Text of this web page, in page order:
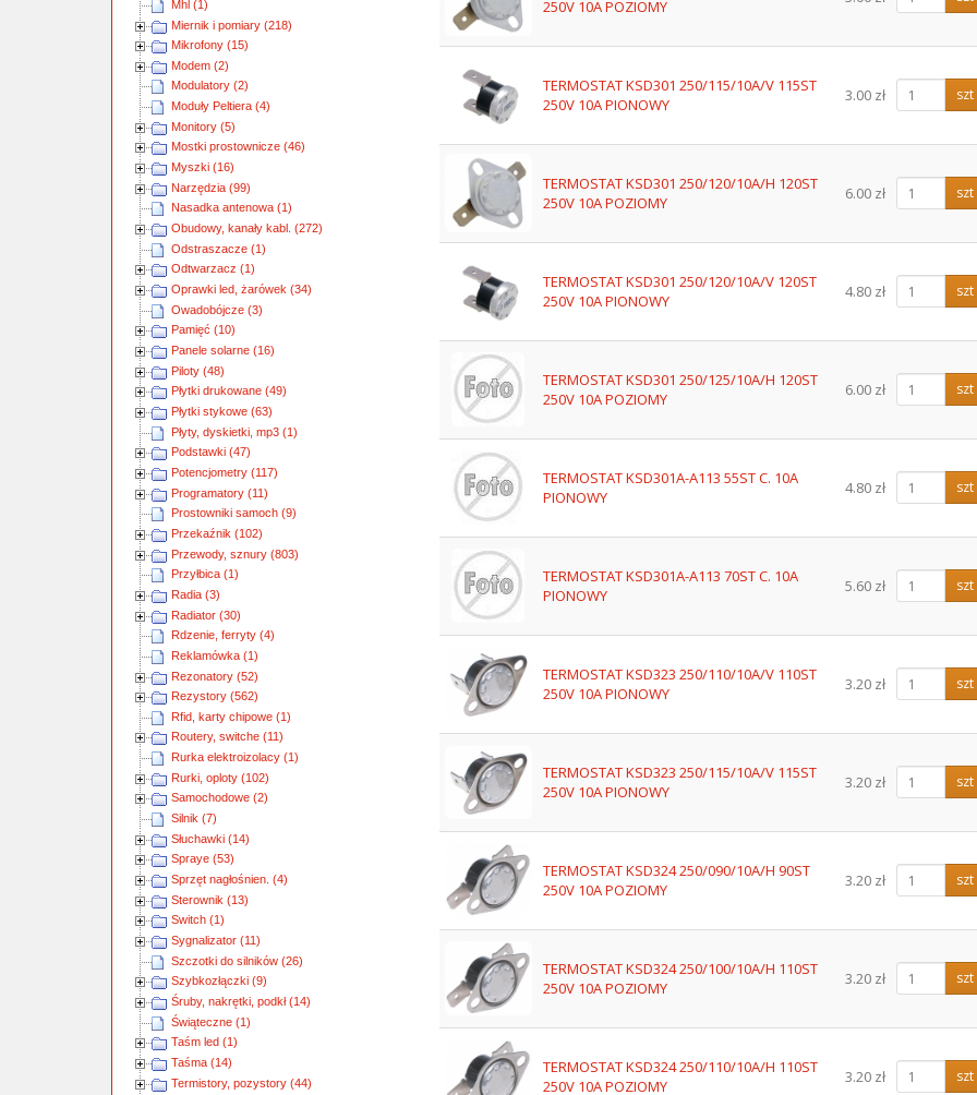
Mhl (1)
Miernik i pomiary (218)
Mikrofony (15)
Modem (2)
Modulatory (2)
Moduły Peltiera (4)
Monitory (5)
Mostki prostownicze (46)
Myszki (16)
Narzędzia (99)
Nasadka antenowa (1)
Obudowy, kanały kabl. (272)
Odstraszacze (1)
Odtwarzacz (1)
Oprawki led, żarówek (34)
Owadobójcze (3)
Pamięć (10)
Panele solarne (16)
Piloty (48)
Płytki drukowane (49)
Płytki stykowe (63)
Płyty, dyskietki, mp3 (1)
Podstawki (47)
Potencjometry (117)
Programatory (11)
Prostowniki samoch (9)
Przekaźnik (102)
Przewody, sznury (803)
Przyłbica (1)
Radia (3)
Radiator (30)
Rdzenie, ferryty (4)
Reklamówka (1)
Rezonatory (52)
Rezystory (562)
Rfid, karty chipowe (1)
Routery, switche (11)
Rurka elektroizolacy (1)
Rurki, oploty (102)
Samochodowe (2)
Silnik (7)
Słuchawki (14)
Spraye (53)
Sprzęt nagłośnien. (4)
Sterownik (13)
Switch (1)
Sygnalizator (11)
Szczotki do silników (26)
Szybkozłączki (9)
Śruby, nakrętki, podkł (14)
Świąteczne (1)
Taśm led (1)
Taśma (14)
Termistory, pozystory (44)
250V 10A POZIOMY
TERMOSTAT KSD301 250/115/10A/V 115ST
250V 10A PIONOWY
3.00 zł szt
TERMOSTAT KSD301 250/120/10A/H 120ST
250V 10A POZIOMY
6.00 zł szt
TERMOSTAT KSD301 250/120/10A/V 120ST
250V 10A PIONOWY
4.80 zł szt
TERMOSTAT KSD301 250/125/10A/H 120ST
250V 10A POZIOMY
6.00 zł szt
TERMOSTAT KSD301A-A113 55ST C. 10A
PIONOWY
4.80 zł szt
TERMOSTAT KSD301A-A113 70ST C. 10A
PIONOWY
5.60 zł szt
TERMOSTAT KSD323 250/110/10A/V 110ST
250V 10A PIONOWY
3.20 zł szt
TERMOSTAT KSD323 250/115/10A/V 115ST
250V 10A PIONOWY
3.20 zł szt
TERMOSTAT KSD324 250/090/10A/H 90ST
250V 10A POZIOMY
3.20 zł szt
TERMOSTAT KSD324 250/100/10A/H 110ST
250V 10A POZIOMY
3.20 zł szt
TERMOSTAT KSD324 250/110/10A/H 110ST
250V 10A POZIOMY
3.20 zł szt